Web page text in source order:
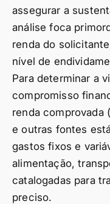
assegurar a
análise foca
renda do
nível de
Para determinar a
compromisso
renda comprovada
e outras fontes
gastos fixos e
alimentação,
catalogadas para
preciso.